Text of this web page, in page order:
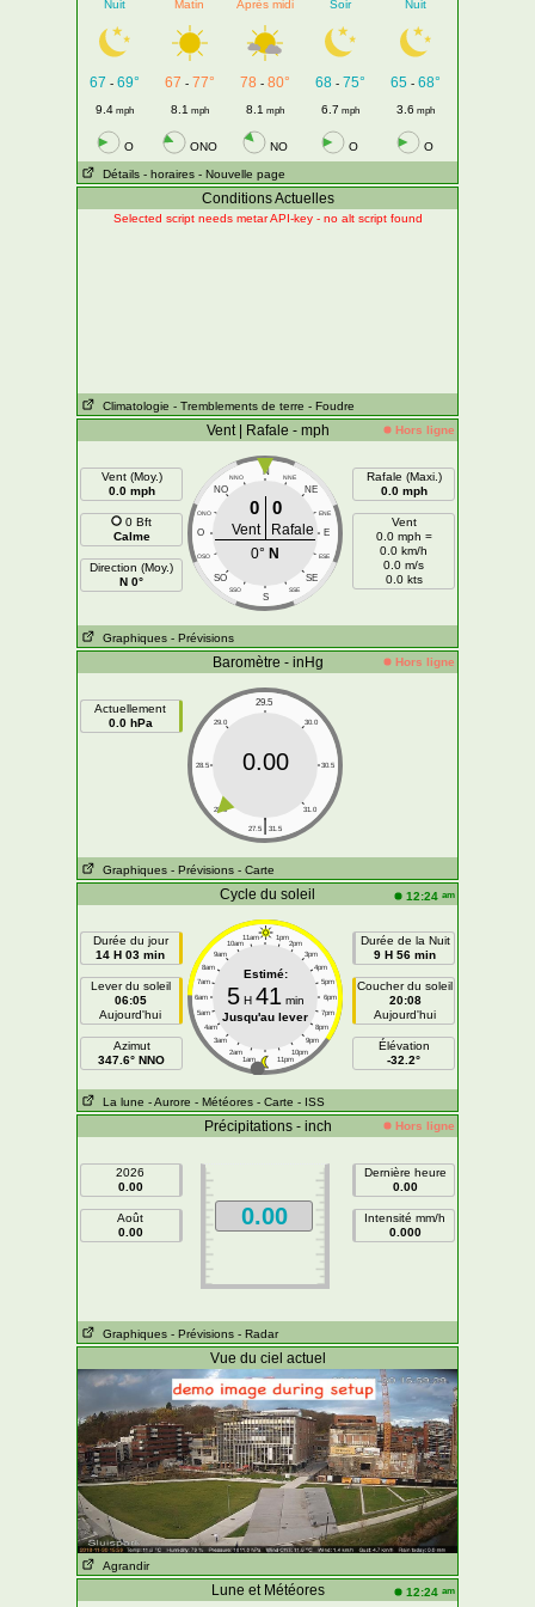
Nuit
Matin
Après midi
Soir
Nuit
67 - 69° 67 - 77° 78 - 80° 68- 75° 65- 68°
9.4 mph 8.1 mph 8.1 mph 6.7 mph 3.6 mph
O ONO NO O O
Détails - horaires - Nouvelle page
Conditions Actuelles
Selected script needs metar API-key - no alt script found
Climatologie - Tremblements de terre - Foudre
Vent | Rafale - mph Hors ligne
Vent (Moy.)
0.0 mph
0 Bft
Calme
Direction (Moy.)
N 0°
N
NNO NNE
NO NE
ONO ENE
O E
OSO ESE
SO SE
SSO SSE
S
0 0
Vent
Rafale
0° N
Rafale (Maxi.)
0.0 mph
Vent
0.0 mph =
0.0 km/h
0.0 m/s
0.0 kts
Graphiques - Prévisions
Baromètre - inHg Hors ligne
Actuellement
0.0 hPa
29.5
29.0 30.0
28.5 30.5
28.0 31.0
|
27.5 31.5
0.00
Graphiques - Prévisions - Carte
Cycle du soleil 12:24 am
Durée du jour
14 H 03 min
Lever du soleil
06:05
Aujourd'hui
Azimut
347.6° NNO
11am 1pm
10am 2pm
9am 3pm
8am 4pm
7am 5pm
6am 6pm
5am 7pm
4am 8pm
3am 9pm
2am 10pm
1am 11pm
Estimé:
5H 41 min
Jusqu'au lever
Durée de la Nuit
9 H 56 min
Coucher du soleil
20:08
Aujourd'hui
Élévation
-32.2°
La lune - Aurore - Météores - Carte - ISS
Précipitations - inch Hors ligne
2026
0.00
Août
0.00
0.00
Dernière heure
0.00
Intensité mm/h
0.000
Graphiques - Prévisions - Radar
Vue du ciel actuel
Agrandir
Lune et Météores 12:24 am